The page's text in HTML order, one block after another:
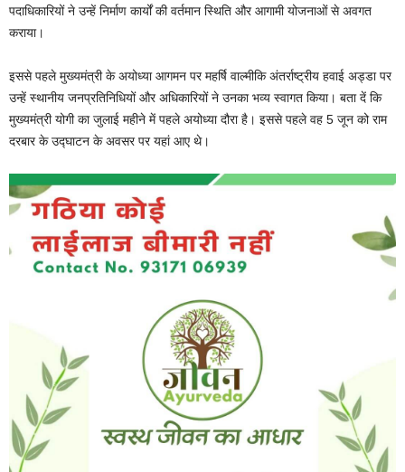
पदाधिकारियों ने उन्हें निर्माण कार्यों की वर्तमान स्थिति और आगामी योजनाओं से अवगत
कराया।
इससे पहले मुख्यमंत्री के अयोध्या आगमन पर महर्षि वाल्मीकि अंतर्राष्ट्रीय हवाई अड्डा पर
उन्हें स्थानीय जनप्रतिनिधियों और अधिकारियों ने उनका भव्य स्वागत किया। बता दें कि
मुख्यमंत्री योगी का जुलाई महीने में पहले अयोध्या दौरा है। इससे पहले वह 5 जून को राम
दरबार के उद्घाटन के अवसर पर यहां आए थे।